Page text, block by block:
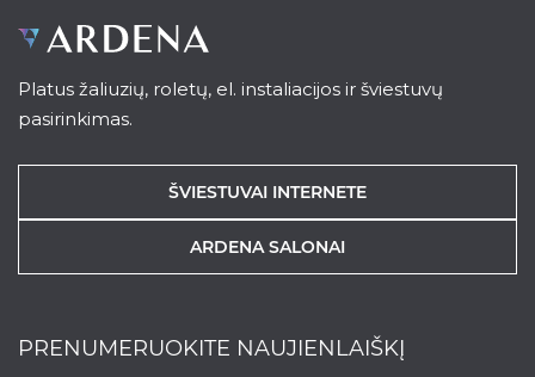
Platus žaliuzių, roletų, el. instaliacijos ir šviestuvų
pasirinkimas.
ŠVIESTUVAI INTERNETE
ARDENA SALONAI
PRENUMERUOKITE NAUJIENLAIŠKĮ